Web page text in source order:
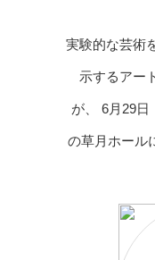
実験的な芸術
示するアー
が、 6月29日
の草月ホール